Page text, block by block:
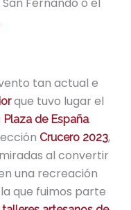
tan actual e
que tuvo lugar el
Plaza de España.
Crucero 2023,
al convertir
una recreación
que fuimos parte